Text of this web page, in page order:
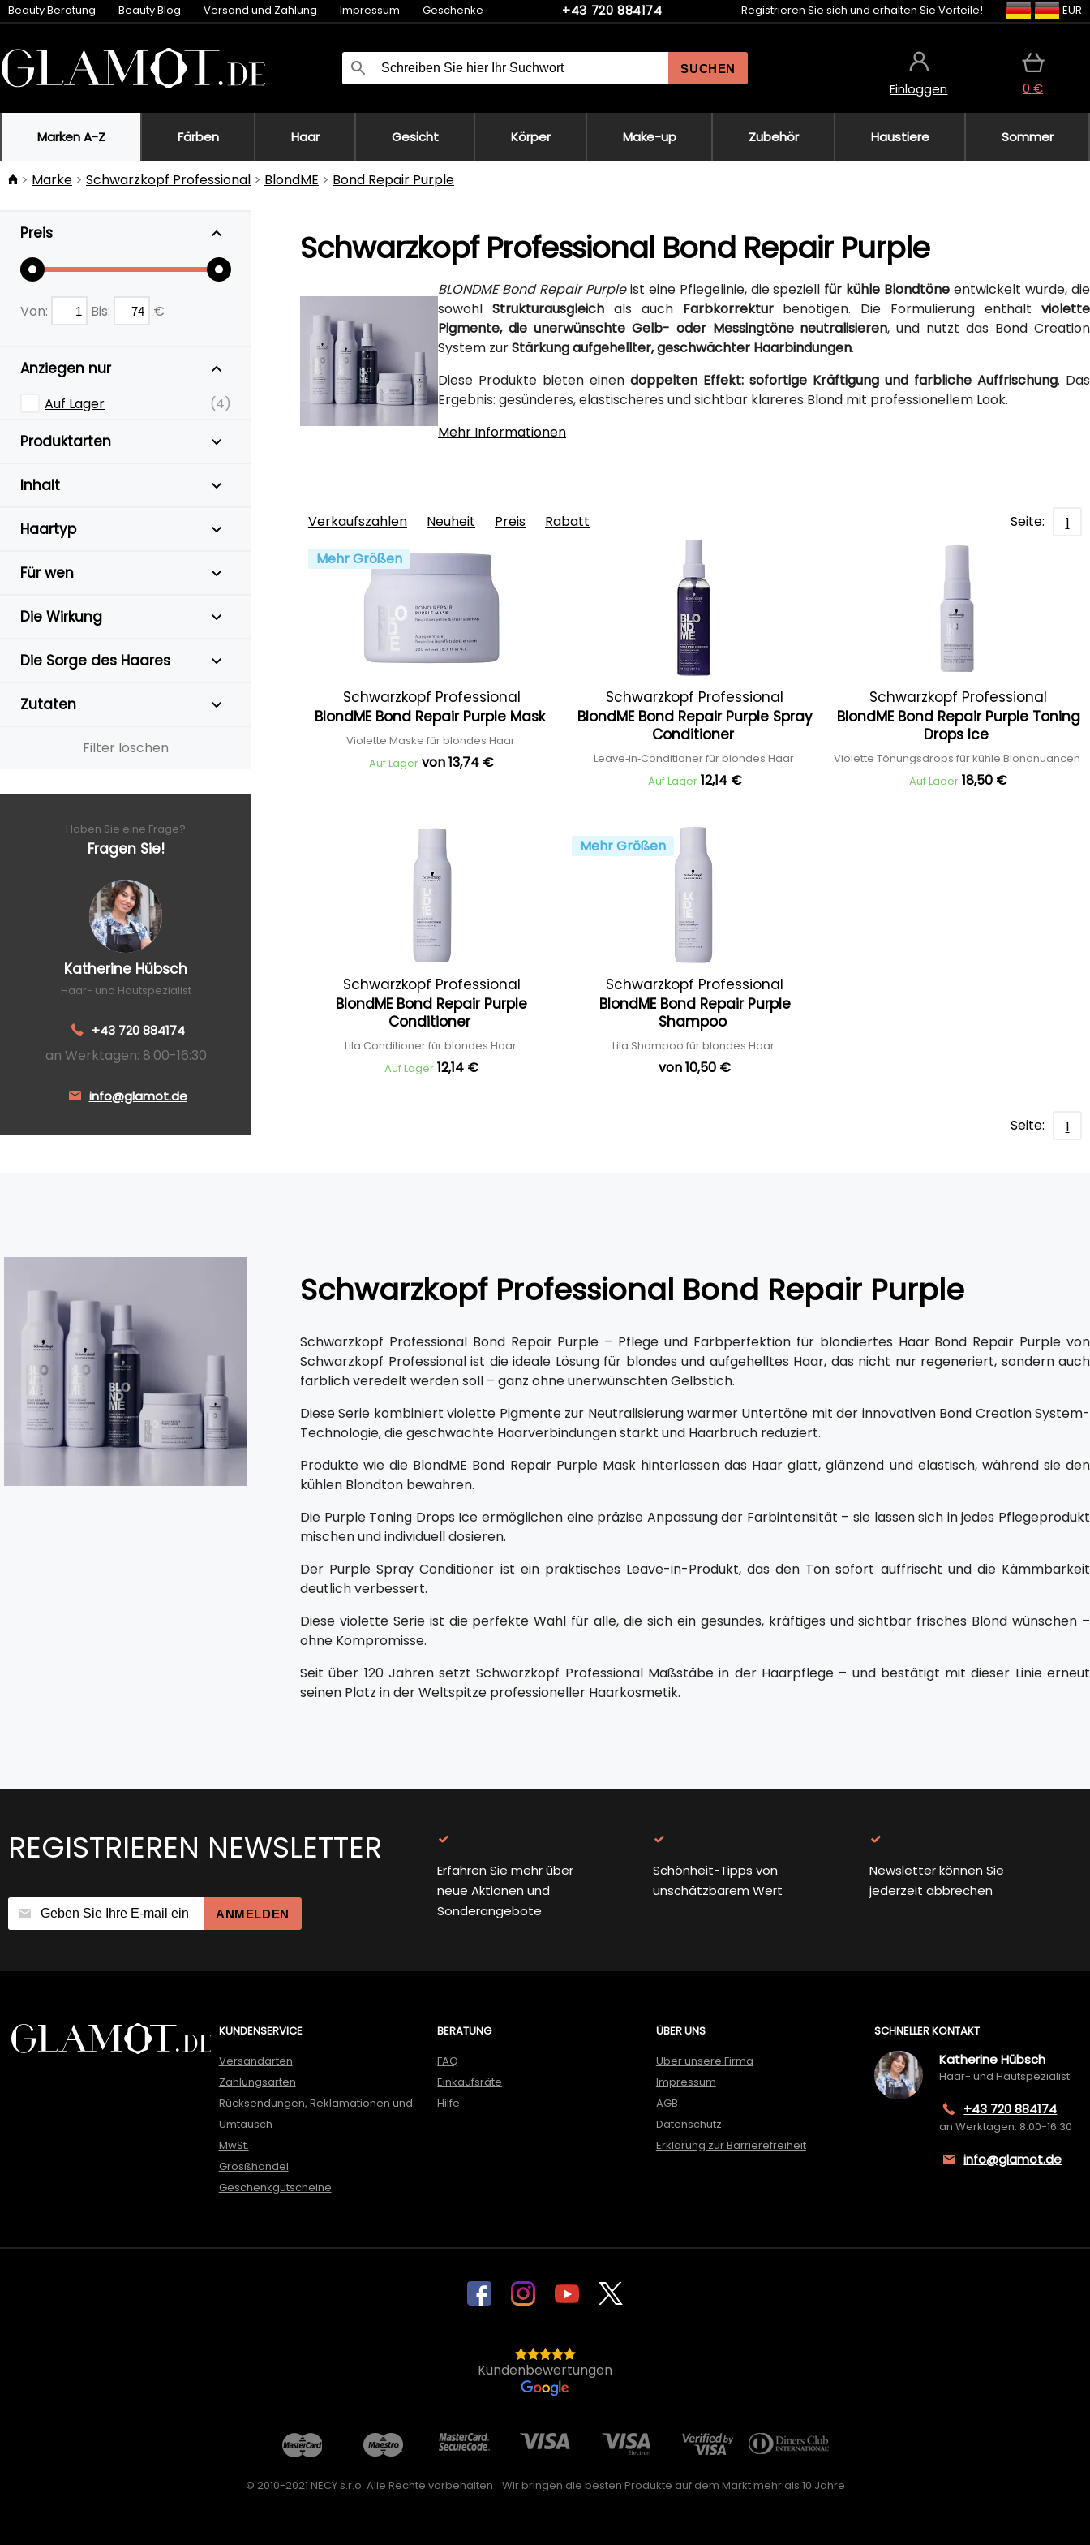
Beauty Beratung Beauty Blog Versand und Zahlung Impressum Geschenke +43 720 884174 Registrieren Sie sich und erhalten Sie Vorteile! EUR
SUCHEN
Einloggen 0 €
Marken A-Z Färben Haar Gesicht Körper Make-up Zubehör Haustiere Sommer
Marke Schwarzkopf Professional BlondME Bond Repair Purple
Preis
Von: Bis: €
Anziegen nur
Auf Lager (4)
Produktarten
Inhalt
Haartyp
Für wen
Die Wirkung
Die Sorge des Haares
Zutaten
Filter löschen
Haben Sie eine Frage?
Fragen Sie!
Katherine Hübsch
Haar- und Hautspezialist
+43 720 884174
an Werktagen: 8:00-16:30
info@glamot.de
Schwarzkopf Professional Bond Repair Purple
BLONDME Bond Repair Purpleist eine Pflegelinie, die speziell für kühle Blondtöne entwickelt wurde, die
sowohl Strukturausgleichals auch Farbkorrekturbenötigen. Die Formulierung enthältviolette
Pigmente, die unerwünschte Gelb- oder Messingtöne neutralisieren, und nutzt das Bond Creation
System zurStärkung aufgehellter, geschwächter Haarbindungen.
Diese Produkte bieten einen doppelten Effekt: sofortige Kräftigung und farbliche Auffrischung. Das
Ergebnis: gesünderes, elastischeres und sichtbar klareres Blond mit professionellem Look.
Mehr Informationen
Verkaufszahlen Neuheit Preis Rabatt Seite:
1
Mehr Größen
Schwarzkopf Professional
BlondME Bond Repair Purple Mask
Violette Maske für blondes Haar
Auf Lager von 13,74 €
Schwarzkopf Professional
BlondME Bond Repair Purple Spray
Conditioner
Leave‑in‑Conditioner für blondes Haar
Auf Lager 12,14 €
Schwarzkopf Professional
BlondME Bond Repair Purple Toning
Drops Ice
Violette Tönungsdrops für kühle Blondnuancen
Auf Lager 18,50 €
Schwarzkopf Professional
BlondME Bond Repair Purple
Conditioner
Lila Conditioner für blondes Haar
Auf Lager 12,14 €
Mehr Größen
Schwarzkopf Professional
BlondME Bond Repair Purple
Shampoo
Lila Shampoo für blondes Haar
von 10,50 €
Seite: 1
Schwarzkopf Professional Bond Repair Purple
Schwarzkopf Professional Bond Repair Purple – Pflege und Farbperfektion für blondiertes Haar Bond Repair Purple von
Schwarzkopf Professional ist die ideale Lösung für blondes und aufgehelltes Haar, das nicht nur regeneriert, sondern auch
farblich veredelt werden soll – ganz ohne unerwünschten Gelbstich.
Diese Serie kombiniert violette Pigmente zur Neutralisierung warmer Untertöne mit der innovativen Bond Creation System-
Technologie, die geschwächte Haarverbindungen stärkt und Haarbruch reduziert.
Produkte wie die BlondME Bond Repair Purple Mask hinterlassen das Haar glatt, glänzend und elastisch, während sie den
kühlen Blondton bewahren.
Die Purple Toning Drops Ice ermöglichen eine präzise Anpassung der Farbintensität – sie lassen sich in jedes Pflegeprodukt
mischen und individuell dosieren.
Der Purple Spray Conditioner ist ein praktisches Leave-in-Produkt, das den Ton sofort auffrischt und die Kämmbarkeit
deutlich verbessert.
Diese violette Serie ist die perfekte Wahl für alle, die sich ein gesundes, kräftiges und sichtbar frisches Blond wünschen –
ohne Kompromisse.
Seit über 120 Jahren setzt Schwarzkopf Professional Maßstäbe in der Haarpflege – und bestätigt mit dieser Linie erneut
seinen Platz in der Weltspitze professioneller Haarkosmetik.
REGISTRIEREN NEWSLETTER
ANMELDEN
Erfahren Sie mehr über
neue Aktionen und
Sonderangebote
Schönheit-Tipps von
unschätzbarem Wert
Newsletter können Sie
jederzeit abbrechen
KUNDENSERVICE
Versandarten
Zahlungsarten
Rücksendungen, Reklamationen und
Umtausch
MwSt.
Grosßhandel
Geschenkgutscheine
BERATUNG
FAQ
Einkaufsräte
Hilfe
ÜBER UNS
Über unsere Firma
Impressum
AGB
Datenschutz
Erklärung zur Barrierefreiheit
SCHNELLER KONTAKT
Katherine Hübsch
Haar- und Hautspezialist
+43 720 884174
an Werktagen: 8:00-16:30
info@glamot.de
Kundenbewertungen
© 2010-2021 NECY s.r.o. Alle Rechte vorbehalten Wir bringen die besten Produkte auf dem Markt mehr als 10 Jahre